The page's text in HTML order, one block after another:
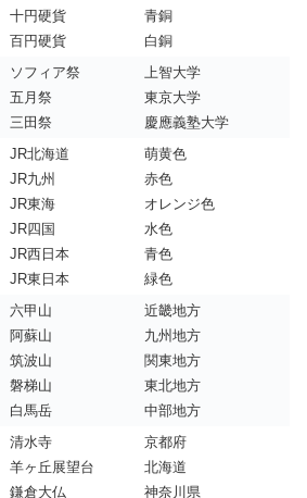
十円硬貨
百円硬貨
青銅
白銅
ソフィア祭
五月祭
三田祭
上智大学
東京大学
慶應義塾大学
JR北海道
JR九州
JR東海
JR四国
JR西日本
JR東日本
萌黄色
赤色
オレンジ色
水色
青色
緑色
六甲山
阿蘇山
筑波山
磐梯山
白馬岳
近畿地方
九州地方
関東地方
東北地方
中部地方
清水寺
羊ヶ丘展望台
鎌倉大仏
京都府
北海道
神奈川県